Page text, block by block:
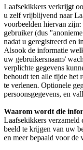
Laafsekikkers verkrijgt
u zelf vrijblijvend naar
voorbeelden hiervan zijn:
gebruiker (dus
nadat u geregistreerd en
Alsook de informatie
uw gebruikersnaam/
verplichte gegevens
behoudt ten alle tijde het
te verlenen. Optionele
persoonsgegevens, en
Waarom wordt die
Laafsekikkers verzameld
beeld te krijgen van uw
en meer bepaald voor de